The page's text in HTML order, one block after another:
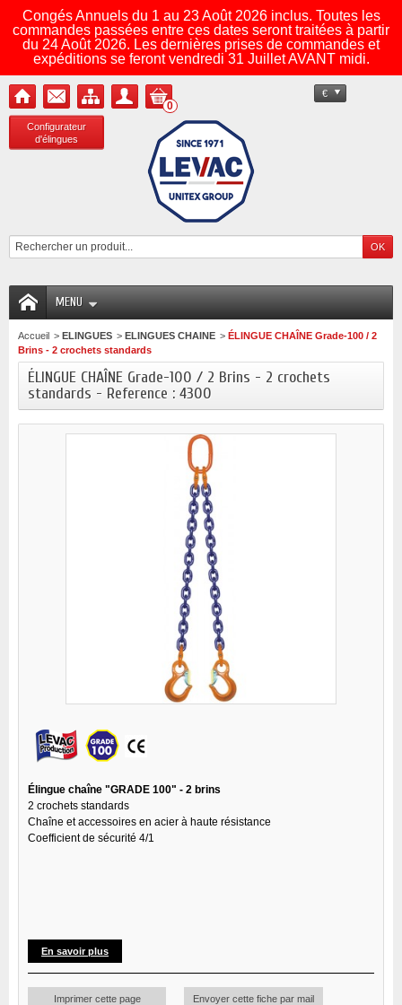
Congés Annuels du 1 au 23 Août 2026 inclus. Toutes les
commandes passées entre ces dates seront traitées à partir
du 24 Août 2026. Les dernières prises de commandes et
expéditions se feront vendredi 31 Juillet AVANT midi.
Configurateur
d'élingues
€
0
MENU
Accueil > ELINGUES > ELINGUES CHAINE > ÉLINGUE CHAÎNE Grade-100 / 2
Brins - 2 crochets standards
ÉLINGUE CHAÎNE Grade-100 / 2 Brins - 2 crochets
standards - Reference : 4300
Élingue chaîne "GRADE 100" - 2 brins
2 crochets standards
Chaîne et accessoires en acier à haute résistance
Coefficient de sécurité 4/1
En savoir plus
Imprimer cette page Envoyer cette fiche par mail